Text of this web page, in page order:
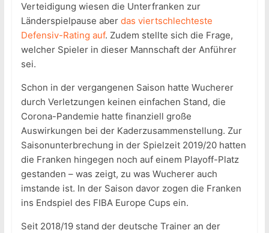
Verteidigung wiesen die Unterfranken zur
Länderspielpause aber das viertschlechteste
Defensiv-Rating auf. Zudem stellte sich die Frage,
welcher Spieler in dieser Mannschaft der Anführer
sei.
Schon in der vergangenen Saison hatte Wucherer
durch Verletzungen keinen einfachen Stand, die
Corona-Pandemie hatte finanziell große
Auswirkungen bei der Kaderzusammenstellung. Zur
Saisonunterbrechung in der Spielzeit 2019/20 hatten
die Franken hingegen noch auf einem Playoff-Platz
gestanden – was zeigt, zu was Wucherer auch
imstande ist. In der Saison davor zogen die Franken
ins Endspiel des FIBA Europe Cups ein.
Seit 2018/19 stand der deutsche Trainer an der